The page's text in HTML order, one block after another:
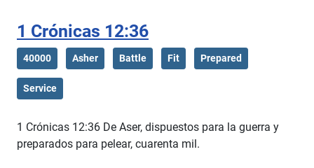
1 Crónicas 12:36
40000 Asher Battle Fit Prepared
Service
1 Crónicas 12:36 De Aser, dispuestos para la guerra y
preparados para pelear, cuarenta mil.